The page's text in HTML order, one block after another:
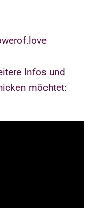
Infos und
möchtet: